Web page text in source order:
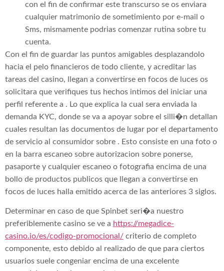
con el fin de confirmar este transcurso se os enviara
cualquier matrimonio de sometimiento por e-mail o
Sms, mismamente podrias comenzar rutina sobre tu
cuenta.
Con el fin de guardar las puntos amigables desplazandolo
hacia el pelo financieros de todo cliente, y acreditar las
tareas del casino, llegan a convertirse en focos de luces os
solicitara que verifiques tus hechos intimos del iniciar una
perfil referente a . Lo que explica la cual sera enviada la
demanda KYC, donde se va a apoyar sobre el silli�n detallan
cuales resultan las documentos de lugar por el departamento
de servicio al consumidor sobre . Esto consiste en una foto o
en la barra escaneo sobre autorizacion sobre ponerse,
pasaporte y cualquier escaneo o fotografia encima de una
bollo de productos publicos que llegan a convertirse en
focos de luces halla emitido acerca de las anteriores 3 siglos.
Determinar en caso de que Spinbet seri�a nuestro
preferiblemente casino se ve a https://megadice-
casino.io/es/codigo-promocional/ criterio de completo
componente, esto debido al realizado de que para ciertos
usuarios suele congeniar encima de una excelente